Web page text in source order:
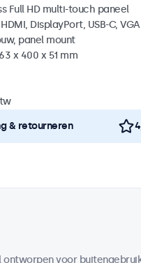
Full HD multi-touch paneel
DisplayPort, USB-C, VGA
panel mount
x 400 x 51 mm
& retourneren
voor